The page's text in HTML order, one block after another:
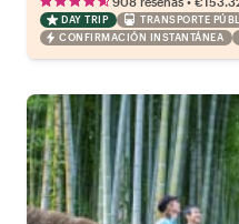
DAY TRIP
TRANSPORTE
CONFIRMACIÓN INSTANTÁNEA